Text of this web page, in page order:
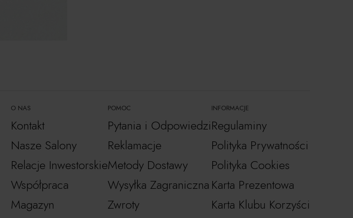
O NAS
Kontakt
Nasze Salony
Relacje Inwestorskie
Współpraca
Magazyn
POMOC
Pytania i Odpowiedzi
Reklamacje
Metody Dostawy
Wysyłka Zagraniczna
Zwroty
INFORMACJE
Regulaminy
Polityka Prywatności
Polityka Cookies
Karta Prezentowa
Karta Klubu Korzyści